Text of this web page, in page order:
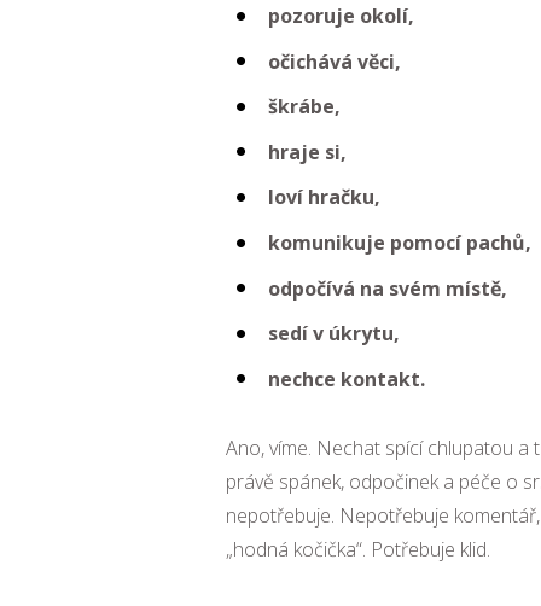
pozoruje okolí,
očichává věci,
škrábe,
hraje si,
loví hračku,
komunikuje pomocí pachů,
odpočívá na svém místě,
sedí v úkrytu,
nechce kontakt.
Ano, víme. Nechat spící chlupatou a
právě spánek, odpočinek a péče o
nepotřebuje. Nepotřebuje
„hodná kočička“. Potřebuje klid.